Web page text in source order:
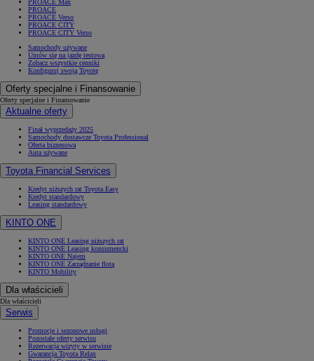
PROACE Max
PROACE
PROACE Verso
PROACE CITY
PROACE CITY Verso
Samochody używane
Umów się na jazdę testową
Zobacz wszystkie cenniki
Konfiguruj swoją Toyotę
Oferty specjalne i Finansowanie
Oferty specjalne i Finansowanie
Aktualne oferty
Finał wyprzedaży 2025
Samochody dostawcze Toyota Professional
Oferta biznesowa
Auta używane
Toyota Financial Services
Kredyt niższych rat Toyota Easy
Kredyt standardowy
Leasing standardowy
KINTO ONE
KINTO ONE Leasing niższych rat
KINTO ONE Leasing konsumencki
KINTO ONE Najem
KINTO ONE Zarządzanie flotą
KINTO Mobility
Dla właścicieli
Dla właścicieli
Serwis
Promocje i sezonowe usługi
Pozostałe oferty serwisu
Rezerwacja wizyty w serwisie
Gwarancja Toyota Relax